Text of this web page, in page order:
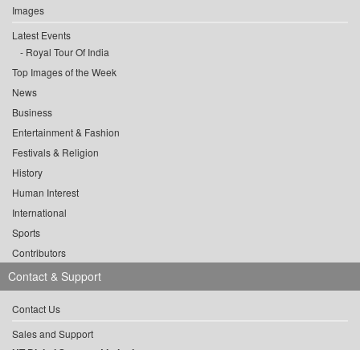
Images
Latest Events
Royal Tour Of India
Top Images of the Week
News
Business
Entertainment & Fashion
Festivals & Religion
History
Human Interest
International
Sports
Contributors
Contact & Support
Contact Us
Sales and Support